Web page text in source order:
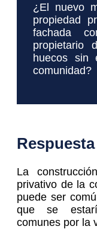
¿El nuevo
propiedad
fachada
propietario
huecos sin
comunidad?
Respuesta
La
privativo de la
puede ser
que se
comunes por la